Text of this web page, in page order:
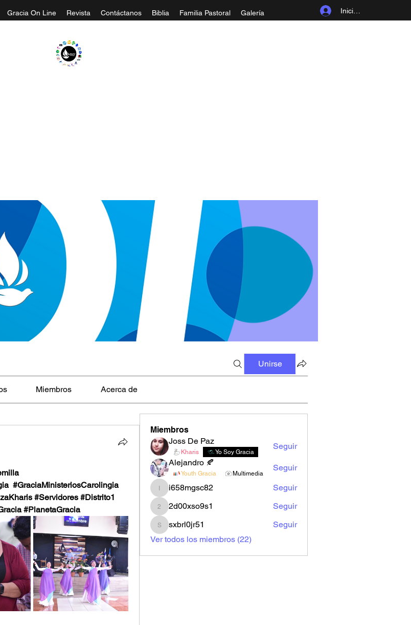
Iniciar sesión
Gracia On Line Revista Contáctanos Biblia Familia Pastoral Galería
Unirse
Miembros Acerca de
#GraciaMinisteriosCarolingia
#Servidores #Distrito1
#PlanetaGracia
Miembros
Joss De Paz
Kharis Yo Soy Gracia
Seguir
Alejandro 🍂
Youth Gracia Multimedia
Seguir
i658mgsc82
i658mgsc82 Seguir
2d00xso9s1
2d00xso9s1 Seguir
sxbrl0jr51
sxbrl0jr51
Seguir
Ver todos los miembros (22)